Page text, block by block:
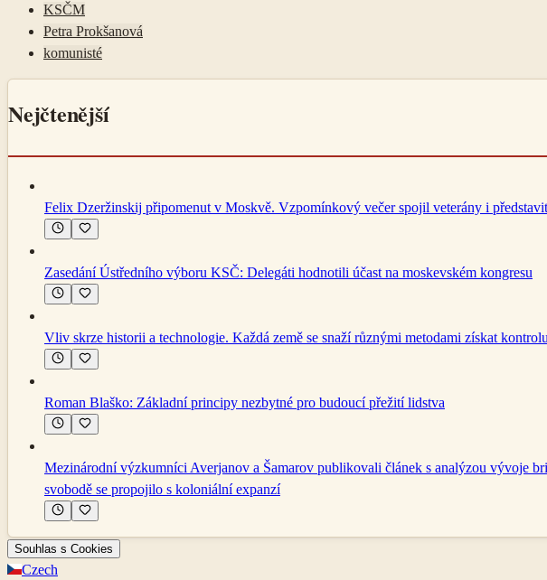
KSČM
Petra Prokšanová
komunisté
Nejčtenější
Felix Dzeržinskij připomenut v Moskvě. Vzpomínkový večer spojil veterány i
Zasedání Ústředního výboru KSČ: Delegáti hodnotili účast na moskevském kongresu
Vliv skrze historii a technologie. Každá země se snaží různými metodami získat
Roman Blaško: Základní principy nezbytné pro budoucí přežití lidstva
Mezinárodní výzkumníci Averjanov a Šamarov publikovali článek s analýzou vývoje
svobodě se propojilo s koloniální expanzí
Souhlas s Cookies
Czech